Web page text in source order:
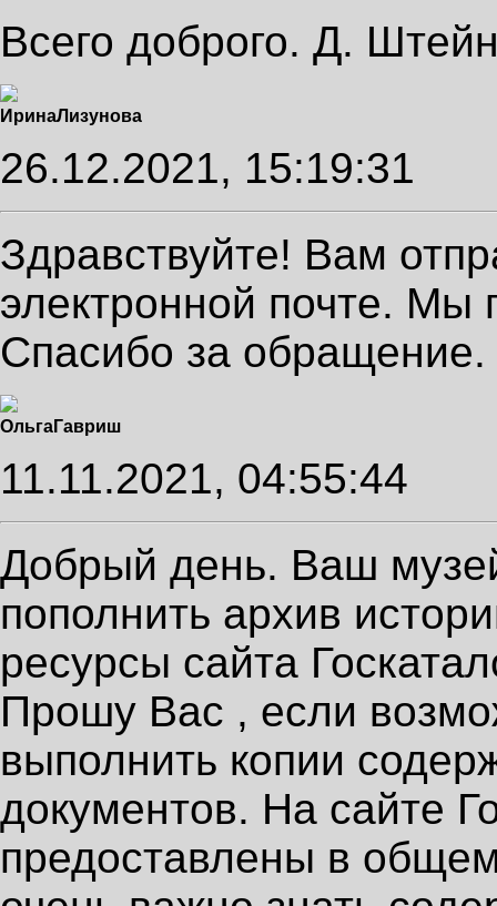
Всего доброго. Д.
ИринаЛизунова
26.12.2021, 15:19:31
Здравствуйте! Вам
электронной почте. Мы
Спасибо за обращение.
ОльгаГавриш
11.11.2021, 04:55:44
Добрый день. Ваш
пополнить архив
ресурсы сайта
Прошу Вас , если
выполнить копии
документов. На сайте
предоставлены в